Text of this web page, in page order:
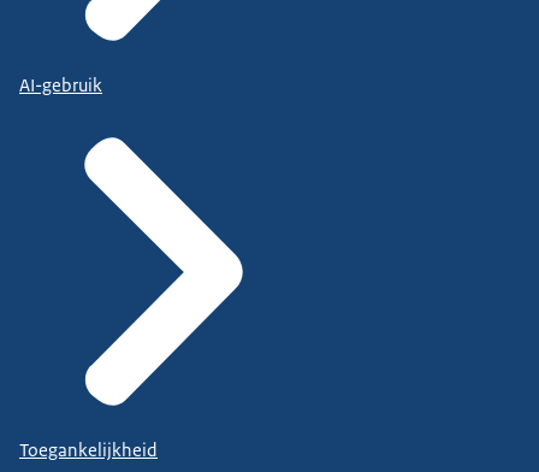
AI-gebruik
Toegankelijkheid